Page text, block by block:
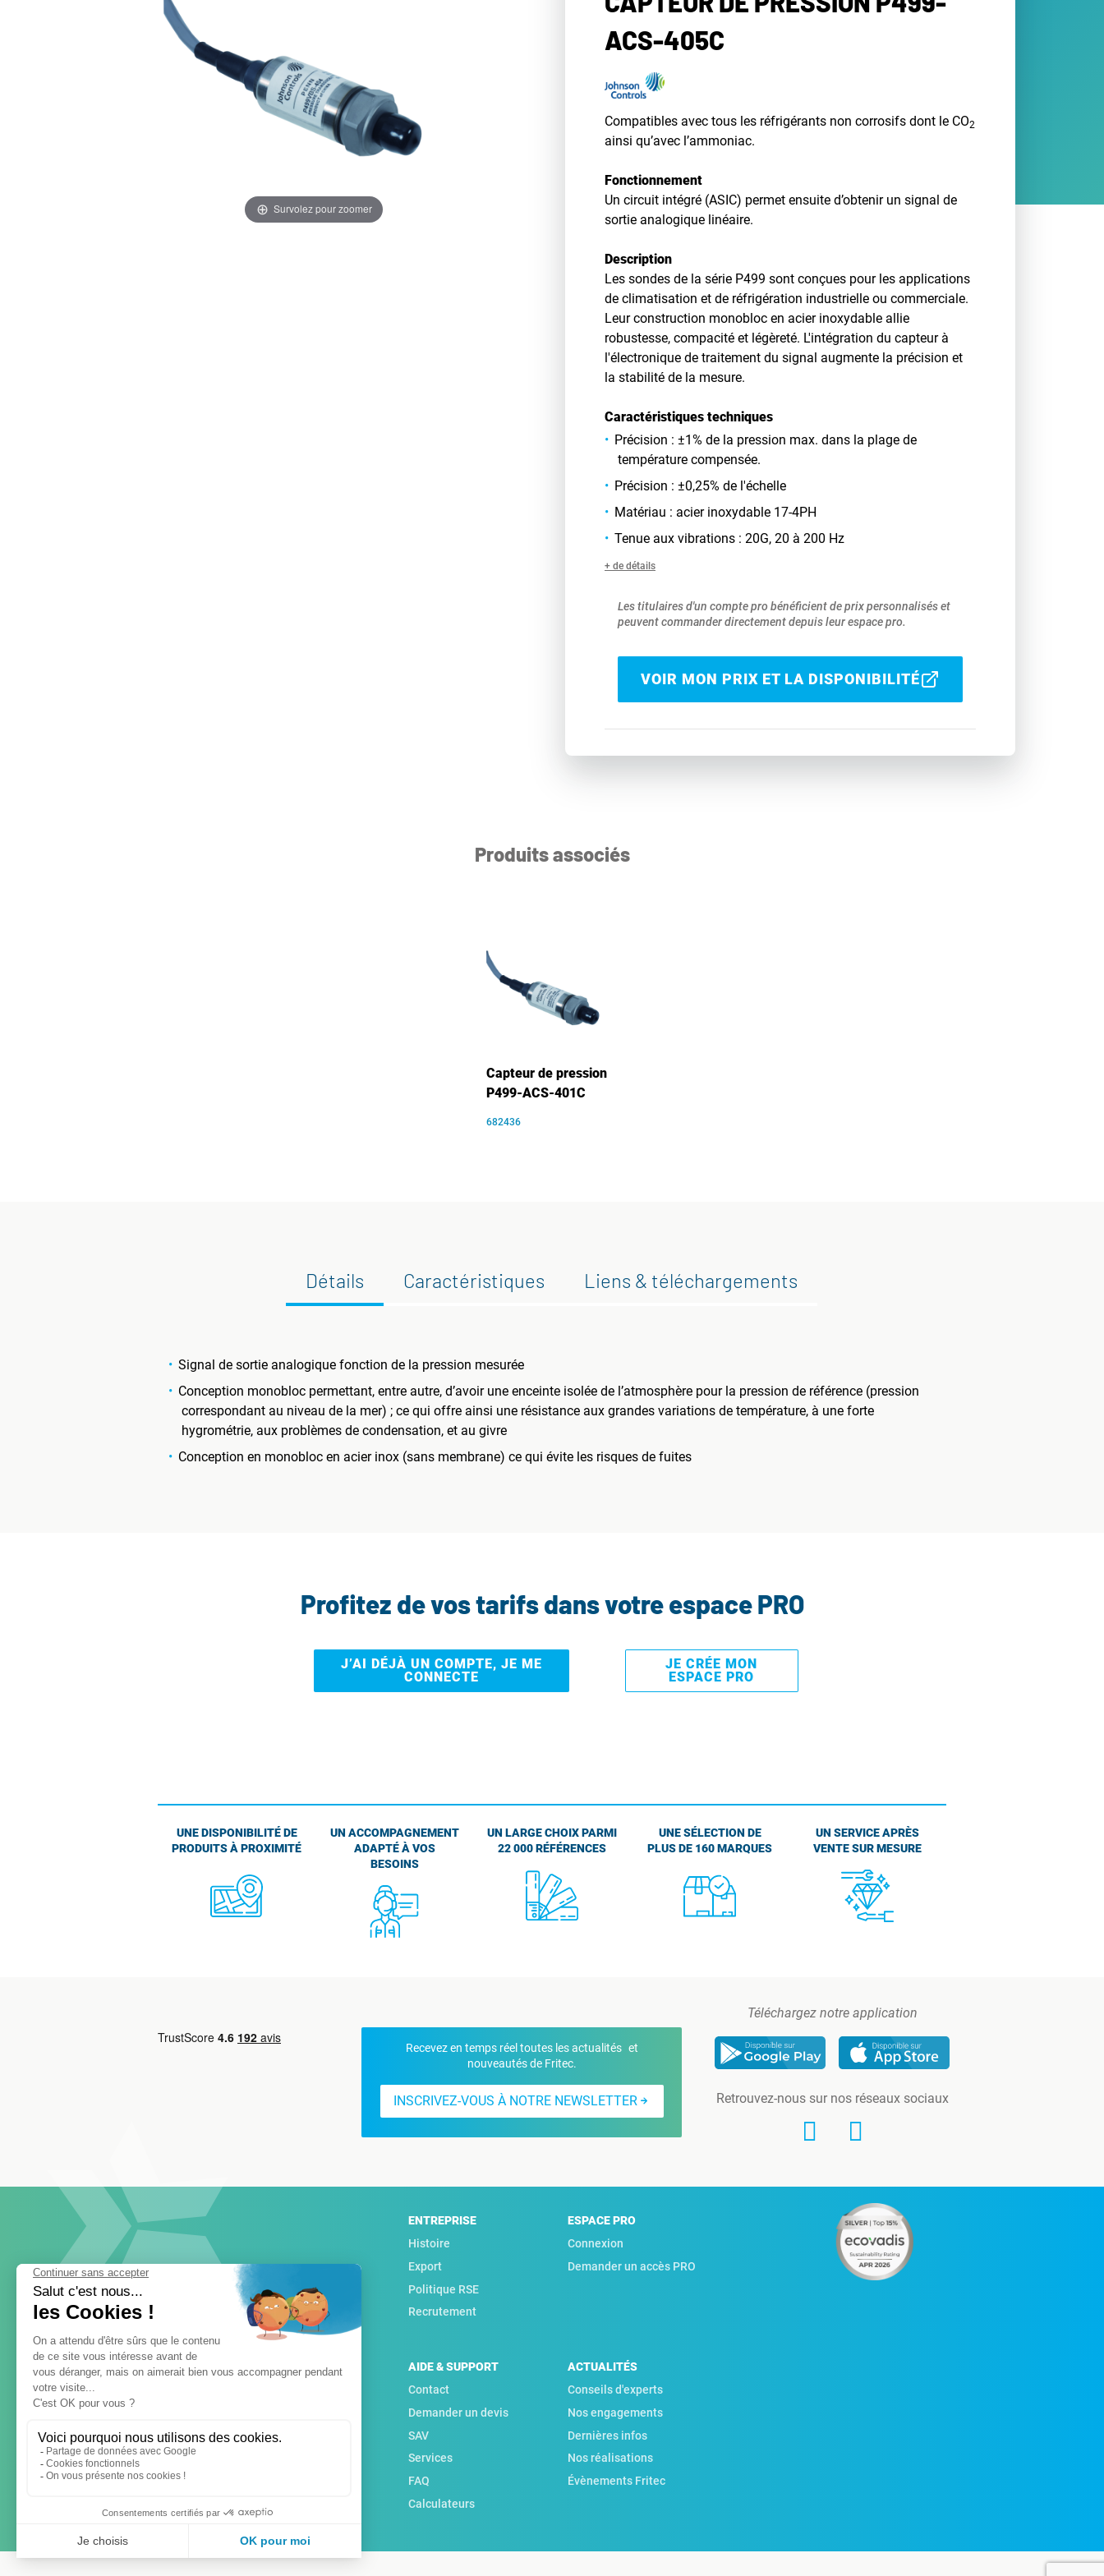
Survolez pour zoomer
ACS-405C
Compatibles avec tous les réfrigérants non corrosifs dont le CO2
ainsi qu’avec l’ammoniac.
Fonctionnement
Un circuit intégré (ASIC) permet ensuite d’obtenir un signal de
sortie analogique linéaire.
Description
Les sondes de la série P499 sont conçues pour les applications
de climatisation et de réfrigération industrielle ou commerciale.
Leur construction monobloc en acier inoxydable allie
robustesse, compacité et légèreté. L'intégration du capteur à
l'électronique de traitement du signal augmente la précision et
la stabilité de la mesure.
Caractéristiques techniques
Précision : ±1% de la pression max. dans la plage de
température compensée.
Précision : ±0,25% de l'échelle
Matériau : acier inoxydable 17-4PH
Tenue aux vibrations : 20G, 20 à 200 Hz
+ de détails
Les titulaires d'un compte pro bénéficient de prix personnalisés et
peuvent commander directement depuis leur espace pro.
VOIR MON PRIX ET LA DISPONIBILITÉ
Produits associés
Capteur de pression
P499-ACS-401C
682436
Détails Caractéristiques Liens & téléchargements
Signal de sortie analogique fonction de la pression mesurée
Conception monobloc permettant, entre autre, d’avoir une enceinte isolée de l’atmosphère pour la pression de référence (pression
correspondant au niveau de la mer) ; ce qui offre ainsi une résistance aux grandes variations de température, à une forte
hygrométrie, aux problèmes de condensation, et au givre
Conception en monobloc en acier inox (sans membrane) ce qui évite les risques de fuites
Profitez de vos tarifs dans votre espace PRO
J’AI DÉJÀ UN COMPTE, JE ME
CONNECTE
JE CRÉE MON
ESPACE PRO
UNE DISPONIBILITÉ DE
PRODUITS À PROXIMITÉ
UN ACCOMPAGNEMENT
ADAPTÉ À VOS
BESOINS
UN LARGE CHOIX PARMI
22 000 RÉFÉRENCES
UNE SÉLECTION DE
PLUS DE 160 MARQUES
UN SERVICE APRÈS
VENTE SUR MESURE
Recevez en temps réel toutes les actualités et
nouveautés de Fritec.
INSCRIVEZ-VOUS À NOTRE NEWSLETTER
Téléchargez notre application
Retrouvez-nous sur nos réseaux sociaux
ENTREPRISE
Histoire
Export
Politique RSE
Recrutement
ESPACE PRO
Connexion
Demander un accès PRO
AIDE & SUPPORT
Contact
Demander un devis
SAV
Services
FAQ
Calculateurs
ACTUALITÉS
Conseils d'experts
Nos engagements
Dernières infos
Nos réalisations
Évènements Fritec